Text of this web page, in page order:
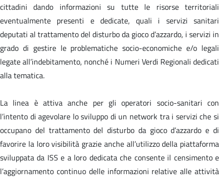
cittadini dando informazioni su tutte le risorse territoriali
eventualmente presenti e dedicate, quali i servizi sanitari
deputati al trattamento del disturbo da gioco d’azzardo, i servizi in
grado di gestire le problematiche socio-economiche e/o legali
legate all’indebitamento, nonché i Numeri Verdi Regionali dedicati
alla tematica.
La linea è attiva anche per gli operatori socio-sanitari con
l’intento di agevolare lo sviluppo di un network tra i servizi che si
occupano del trattamento del disturbo da gioco d’azzardo e di
favorire la loro visibilità grazie anche all’utilizzo della piattaforma
sviluppata da ISS e a loro dedicata che consente il censimento e
l’aggiornamento continuo delle informazioni relative alle attività